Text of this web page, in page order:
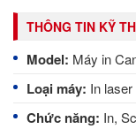
THÔNG TIN KỸ
Model: Máy in
Loại máy: In
Chức năng: In,